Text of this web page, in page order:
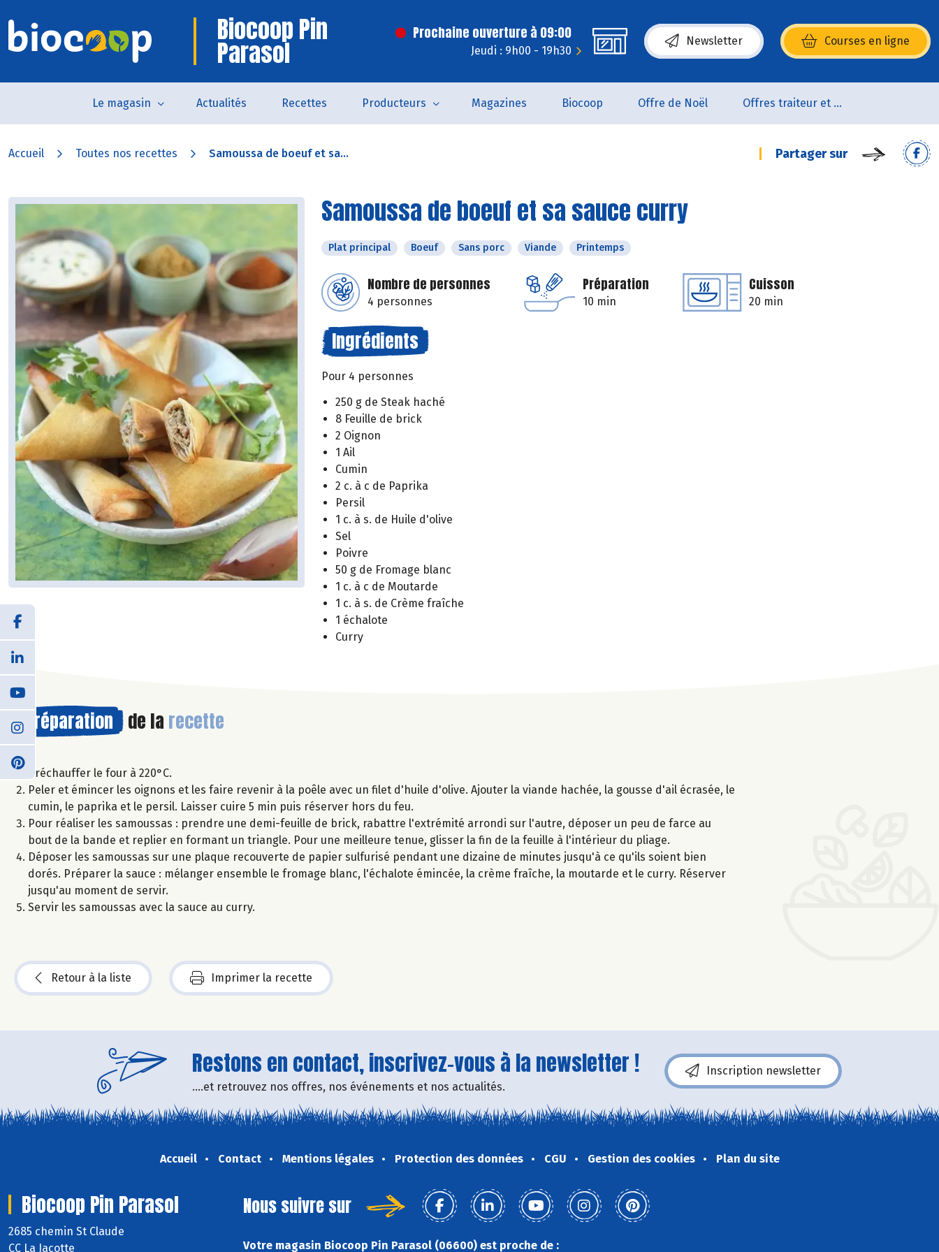
Biocoop Pin
Parasol
Prochaine ouverture à 09:00
Jeudi : 9h00 - 19h30
Newsletter Courses en ligne
(s’ouvre dans une nouvelle fenêtre)
Le magasin Actualités Recettes Producteurs Magazines Biocoop Offre de Noël Offres traiteur et pâtisserie
Accueil Toutes nos recettes Samoussa de boeuf et sa... Partager sur
Samoussa de boeuf et sa sauce curry
Plat principal Boeuf Sans porc Viande Printemps
Nombre de personnes
4 personnes
Préparation
10 min
Cuisson
20 min
Ingrédients
Pour 4 personnes
250 g de Steak haché
8 Feuille de brick
2 Oignon
1 Ail
Cumin
2 c. à c de Paprika
Persil
1 c. à s. de Huile d'olive
Sel
Poivre
50 g de Fromage blanc
1 c. à c de Moutarde
1 c. à s. de Crème fraîche
1 échalote
Curry
Préparation de la recette
Préchauffer le four à 220°C.
Peler et émincer les oignons et les faire revenir à la poêle avec un filet d'huile d'olive. Ajouter la viande hachée, la gousse d'ail écrasée, le
cumin, le paprika et le persil. Laisser cuire 5 min puis réserver hors du feu.
Pour réaliser les samoussas : prendre une demi-feuille de brick, rabattre l'extrémité arrondi sur l'autre, déposer un peu de farce au
bout de la bande et replier en formant un triangle. Pour une meilleure tenue, glisser la fin de la feuille à l'intérieur du pliage.
Déposer les samoussas sur une plaque recouverte de papier sulfurisé pendant une dizaine de minutes jusqu'à ce qu'ils soient bien
dorés. Préparer la sauce : mélanger ensemble le fromage blanc, l'échalote émincée, la crème fraîche, la moutarde et le curry. Réserver
jusqu'au moment de servir.
Servir les samoussas avec la sauce au curry.
Retour à la liste Imprimer la recette
Restons en contact, inscrivez-vous à la newsletter !
....et retrouvez nos offres, nos événements et nos actualités.
Inscription newsletter
Accueil Contact Mentions légales Protection des données CGU Gestion des cookies Plan du site
Biocoop Pin Parasol
2685 chemin St Claude
CC La Jacotte
Nous suivre sur
Votre magasin Biocoop Pin Parasol (06600) est proche de :